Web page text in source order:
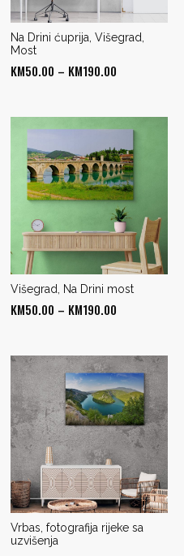
Na Drini ćuprija, Višegrad,
Most
KM50.00 – KM190.00
through
KM190.00
Višegrad, Na Drini most
KM50.00 – KM190.00
through
KM190.00
Vrbas, fotografija rijeke sa
uzvišenja